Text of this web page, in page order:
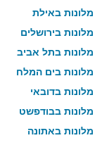
מלונות באילת
מלונות בירושלים
מלונות בתל אביב
מלונות בים המלח
מלונות בדובאי
מלונות בבודפשט
מלונות באתונה